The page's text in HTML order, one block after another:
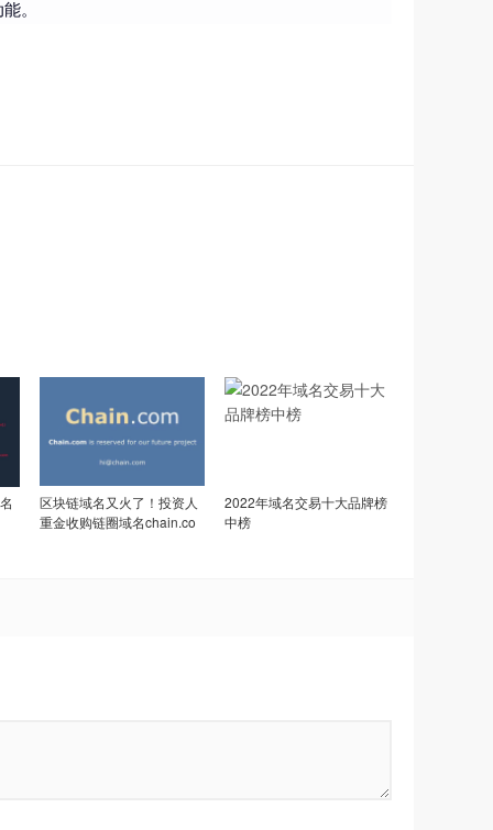
。
区块链域名又火了！投资人
重金收购链圈域名chain.co
2022年域名交易十大品牌榜
中榜